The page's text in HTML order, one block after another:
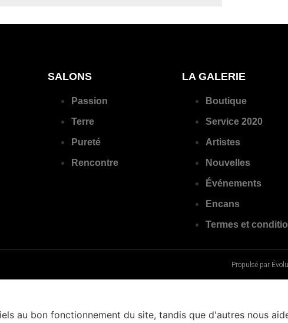
SALONS
Passion
Terre
Pureté
Rencontre
LA GALERIE
Boutique
Service 2020
Artistes
Nouvelles
Événements
Encans
Termes et
Propulsé par
au bon fonctionnement du site, tandis que d'autres nous